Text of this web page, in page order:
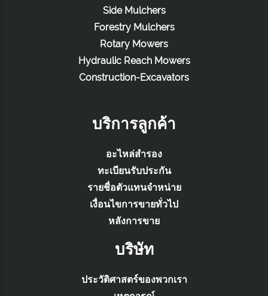
Side Mulchers
Forestry Mulchers
Rotary Mowers
Hydraulic Reach Mowers
Construction-Excavators
บริการลูกค้า
อะไหล่สำรอง
ทะเบียนรับประกัน
รายชื่อตัวแทนจำหน่าย
เงื่อนไขการขายทั่วไป
หลังการขาย
บริษัท
ประวัติศาสตร์ของพวกเรา